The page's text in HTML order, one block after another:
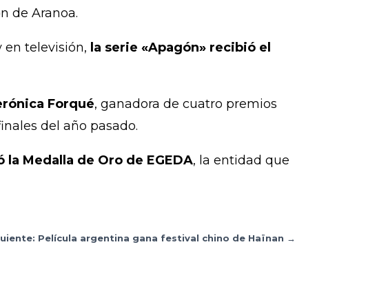
de Aranoa.
en televisión, la serie «Apagón» recibió el
Forqué, ganadora de cuatro premios
del año pasado.
Medalla de Oro de EGEDA, la entidad que
Película argentina gana festival chino de Haïnan →